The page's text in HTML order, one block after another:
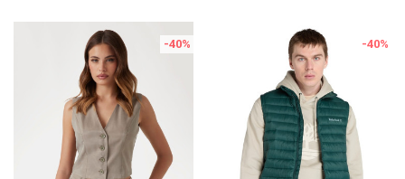
-40% -40%